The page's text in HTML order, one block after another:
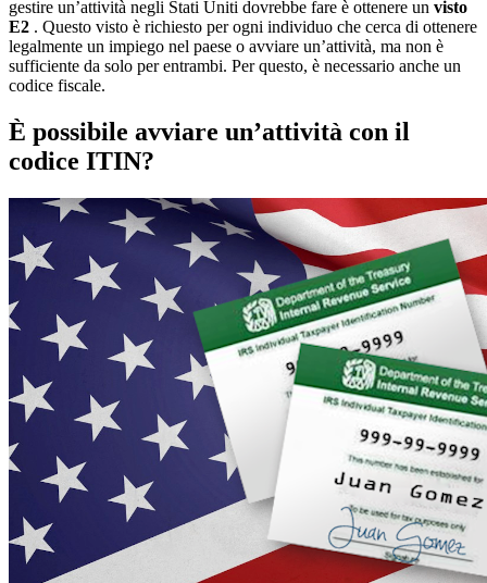
gestire un’attività negli Stati Uniti dovrebbe fare è ottenere un visto
E2 . Questo visto è richiesto per ogni individuo che cerca di ottenere
legalmente un impiego nel paese o avviare un’attività, ma non è
sufficiente da solo per entrambi. Per questo, è necessario anche un
codice fiscale.
È possibile avviare un’attività con il
codice ITIN?